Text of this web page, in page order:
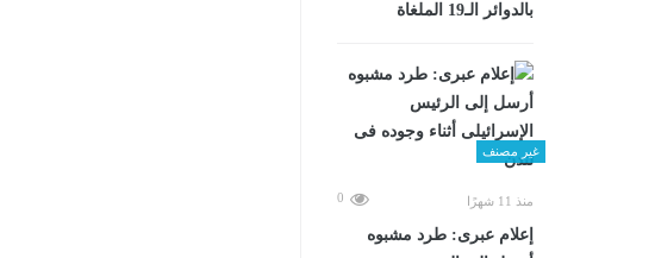
بالدوائر الـ19 الملغاة
غير مصنف
منذ 11 شهرًا 0
إعلام عبرى: طرد مشبوه